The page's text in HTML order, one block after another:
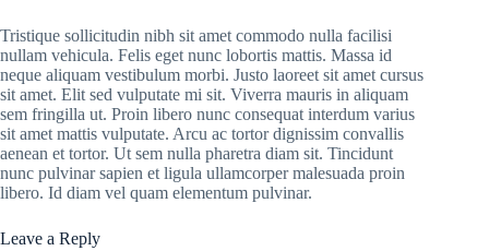
Tristique sollicitudin nibh sit amet commodo nulla facilisi
nullam vehicula. Felis eget nunc lobortis mattis. Massa id
neque aliquam vestibulum morbi. Justo laoreet sit amet cursus
sit amet. Elit sed vulputate mi sit. Viverra mauris in aliquam
sem fringilla ut. Proin libero nunc consequat interdum varius
sit amet mattis vulputate. Arcu ac tortor dignissim convallis
aenean et tortor. Ut sem nulla pharetra diam sit. Tincidunt
nunc pulvinar sapien et ligula ullamcorper malesuada proin
libero. Id diam vel quam elementum pulvinar.
Leave a Reply